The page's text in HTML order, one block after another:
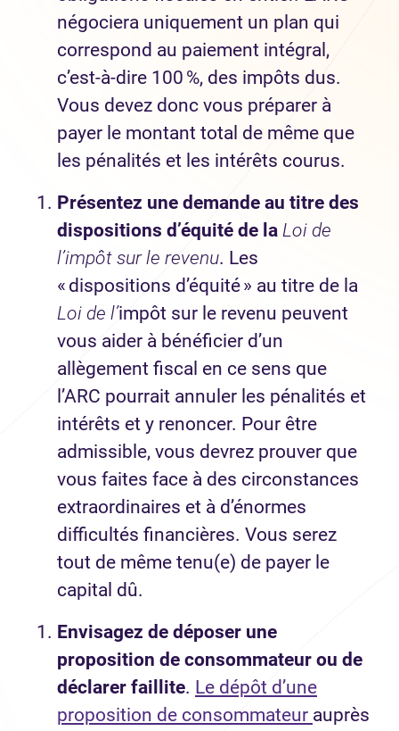
négociera uniquement un plan qui
correspond au paiement intégral,
c’est-à-dire 100 %, des impôts dus.
Vous devez donc vous préparer à
payer le montant total de même que
les pénalités et les intérêts courus.
Présentez une demande au titre des
dispositions d’équité de la Loi de
l’impôt sur le revenu. Les
« dispositions d’équité » au titre de la
Loi de l’impôt sur le revenu peuvent
vous aider à bénéficier d’un
allègement fiscal en ce sens que
l’ARC pourrait annuler les pénalités et
intérêts et y renoncer. Pour être
admissible, vous devrez prouver que
vous faites face à des circonstances
extraordinaires et à d’énormes
difficultés financières. Vous serez
tout de même tenu(e) de payer le
capital dû.
Envisagez de déposer une
proposition de consommateur ou de
déclarer faillite. Le dépôt d’une
proposition de consommateur auprès